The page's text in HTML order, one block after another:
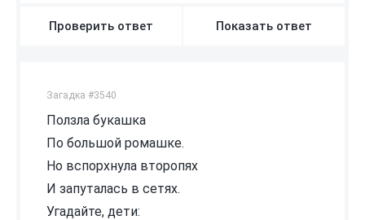
Проверить ответ Показать ответ
Загадка #3540
Ползла букашка
По большой ромашке.
Но вспорхнула второпях
И запуталась в сетях.
Угадайте, дети: